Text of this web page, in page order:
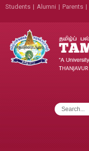
Students | Alumni | Parents |